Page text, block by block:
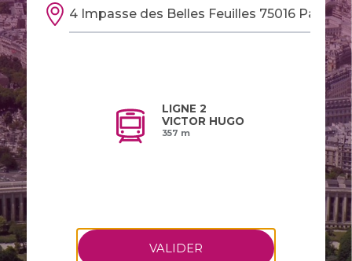
LIGNE 2
VICTOR HUGO
357 m
VALIDER